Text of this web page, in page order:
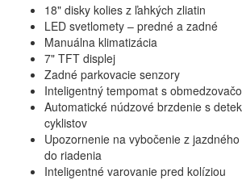
18" disky kolies z ľahkých zliatin
LED svetlomety – predné a zadné
Manuálna klimatizácia
7" TFT displej
Zadné parkovacie senzory
Inteligentný tempomat s
Automatické núdzové brzdenie s
cyklistov
Upozornenie na vybočenie z
do riadenia
Inteligentné varovanie pred kolíziou